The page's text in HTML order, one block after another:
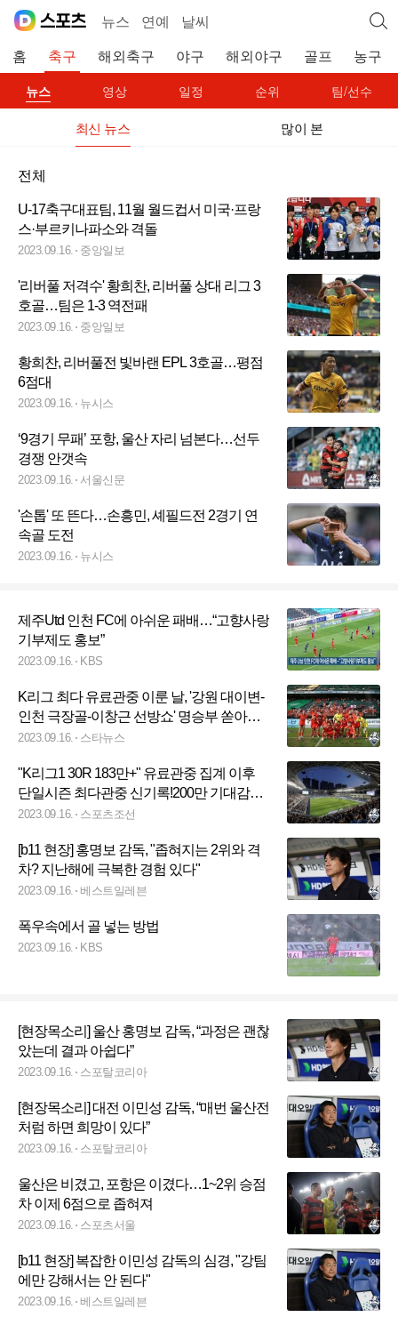
뉴스 연예 날씨
홈 축구 해외축구 야구 해외야구 골프 농구
뉴스 영상 일정 순위 팀/선수
최신 뉴스 많이 본
전체
U-17축구대표팀, 11월 월드컵서 미국·프랑
스·부르키나파소와 격돌
2023.09.16. 중앙일보
'리버풀 저격수' 황희찬, 리버풀 상대 리그 3
호골…팀은 1-3 역전패
2023.09.16. 중앙일보
황희찬, 리버풀전 빛바랜 EPL 3호골…평점
6점대
2023.09.16. 뉴시스
‘9경기 무패’ 포항, 울산 자리 넘본다…선두
경쟁 안갯속
2023.09.16. 서울신문
'손톱' 또 뜬다…손흥민, 셰필드전 2경기 연
속골 도전
2023.09.16. 뉴시스
제주Utd 인천 FC에 아쉬운 패배…“고향사랑
기부제도 홍보”
2023.09.16. KBS
K리그 최다 유료관중 이룬 날, '강원 대이변-
인천 극장골-이창근 선방쇼' 명승부 쏟아졌
다
2023.09.16. 스타뉴스
"K리그1 30R 183만+" 유료관중 집계 이후
단일시즌 최다관중 신기록!200만 기대감
↑[오피셜]
2023.09.16. 스포츠조선
[b11 현장] 홍명보 감독, "좁혀지는 2위와 격
차? 지난해에 극복한 경험 있다"
2023.09.16. 베스트일레븐
폭우속에서 골 넣는 방법
2023.09.16. KBS
[현장목소리] 울산 홍명보 감독, “과정은 괜찮
았는데 결과 아쉽다”
2023.09.16. 스포탈코리아
[현장목소리] 대전 이민성 감독, “매번 울산전
처럼 하면 희망이 있다”
2023.09.16. 스포탈코리아
울산은 비겼고, 포항은 이겼다…1~2위 승점
차 이제 6점으로 좁혀져
2023.09.16. 스포츠서울
[b11 현장] 복잡한 이민성 감독의 심경, "강팀
에만 강해서는 안 된다"
2023.09.16. 베스트일레븐